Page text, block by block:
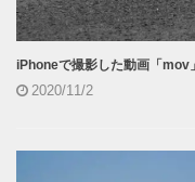
iPhoneで撮影した動画「mov
2020/11/2